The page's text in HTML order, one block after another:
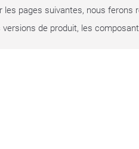
les pages suivantes, nous ferons
versions de produit, les